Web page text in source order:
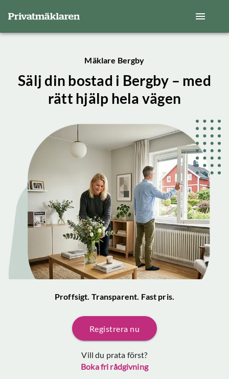
Mäklare Bergby
Sälj din bostad i Bergby – med
rätt hjälp hela vägen
Proffsigt. Transparent. Fast pris.
Registrera nu
Vill du prata först?
Boka fri rådgivning